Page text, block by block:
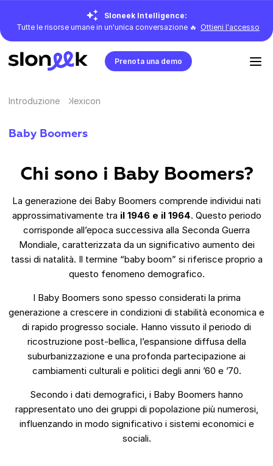
Sloneek Intelligence:
Tutte le risorse umane in un'unica conversazione 🔥 Ottieni l'accesso
Prenota una demo
Introduzione lexicon
Baby Boomers
Chi sono i Baby Boomers?
La generazione dei Baby Boomers comprende individui nati
approssimativamente tra il 1946 e il 1964. Questo periodo
corrisponde all’epoca successiva alla Seconda Guerra
Mondiale, caratterizzata da un significativo aumento dei
tassi di natalità. Il termine “baby boom” si riferisce proprio a
questo fenomeno demografico.
I Baby Boomers sono spesso considerati la prima
generazione a crescere in condizioni di stabilità economica e
di rapido progresso sociale. Hanno vissuto il periodo di
ricostruzione post-bellica, l’espansione diffusa della
suburbanizzazione e una profonda partecipazione ai
cambiamenti culturali e politici degli anni ’60 e ’70.
Secondo i dati demografici, i Baby Boomers hanno
rappresentato uno dei gruppi di popolazione più numerosi,
influenzando in modo significativo i sistemi economici e
sociali.